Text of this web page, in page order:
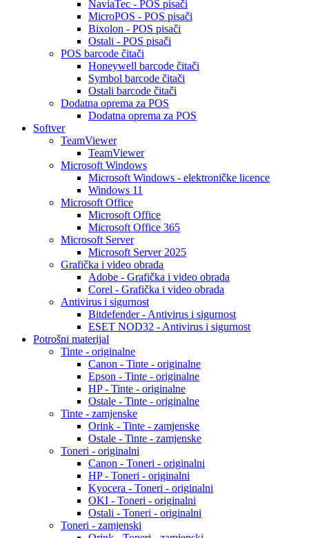
NaviaTec - POS pisači
MicroPOS - POS pisači
Bixolon - POS pisači
Ostali - POS pisači
POS barcode čitači
Honeywell barcode čitači
Symbol barcode čitači
Ostali barcode čitači
Dodatna oprema za POS
Dodatna oprema za POS
Softver
TeamViewer
TeamViewer
Microsoft Windows
Microsoft Windows - elektroničke licence
Windows 11
Microsoft Office
Microsoft Office
Microsoft Office 365
Microsoft Server
Microsoft Server 2025
Grafička i video obrada
Adobe - Grafička i video obrada
Corel - Grafička i video obrada
Antivirus i sigurnost
Bitdefender - Antivirus i sigurnost
ESET NOD32 - Antivirus i sigurnost
Potrošni materijal
Tinte - originalne
Canon - Tinte - originalne
Epson - Tinte - originalne
HP - Tinte - originalne
Ostale - Tinte - originalne
Tinte - zamjenske
Orink - Tinte - zamjenske
Ostale - Tinte - zamjenske
Toneri - originalni
Canon - Toneri - originalni
HP - Toneri - originalni
Kyocera - Toneri - originalni
OKI - Toneri - originalni
Ostali - Toneri - originalni
Toneri - zamjenski